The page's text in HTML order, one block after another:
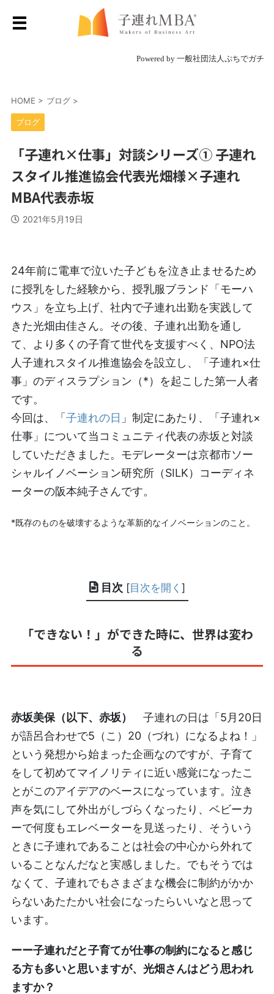
Powered by 一般社団法人ぷちでガチ
HOME > ブログ >
ブログ
「子連れ×仕事」対談シリーズ① 子連れ
スタイル推進協会代表光畑様×子連れ
MBA代表赤坂
2021年5月19日
24年前に電車で泣いた子どもを泣き止ませるため
に授乳をした経験から、授乳服ブランド「モーハ
ウス」を立ち上げ、社内で子連れ出勤を実践して
きた光畑由佳さん。その後、子連れ出勤を通し
て、より多くの子育て世代を支援すべく、NPO法
人子連れスタイル推進協会を設立し、「子連れ×仕
事」のディスラプション（*）を起こした第一人者
です。
今回は、「子連れの日 」制定にあたり、「子連れ×
仕事」について当コミュニティ代表の赤坂と対談
していただきました。モデレーターは京都市ソー
シャルイノベーション研究所（SILK）コーディネ
ーターの阪本純子さんです。
*既存のものを破壊するような革新的なイノベーションのこと。
目次 [目次を開く ]
「できない！」ができた時に、世界は変わ
る
赤坂美保（以下、赤坂）
子連れの日は「5月20日
が語呂合わせで5（こ）20（づれ）になるよね！」
という発想から始まった企画なのですが、子育て
をして初めてマイノリティに近い感覚になったこ
とがこのアイデアのベースになっています。泣き
声を気にして外出がしづらくなったり、ベビーカ
ーで何度もエレベーターを見送ったり、そういう
ときに子連れであることは社会の中心から外れて
いることなんだなと実感しました。でもそうでは
なくて、子連れでもさまざまな機会に制約がかか
らないあたたかい社会になったらいいなと思って
います。
ーー子連れだと子育てが仕事の制約になると感じ
る方も多いと思いますが、光畑さんはどう思われ
ますか？